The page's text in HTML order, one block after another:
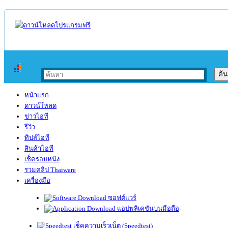
หน้าแรก
ดาวน์โหลด
ข่าวไอที
รีวิว
ทิปส์ไอที
สินค้าไอที
เช็ครอบหนัง
รวมคลิป Thaiware
เครื่องมือ
ซอฟต์แวร์
แอปพลิเคชันบนมือถือ
เช็คความเร็วเน็ต (Speedtest)